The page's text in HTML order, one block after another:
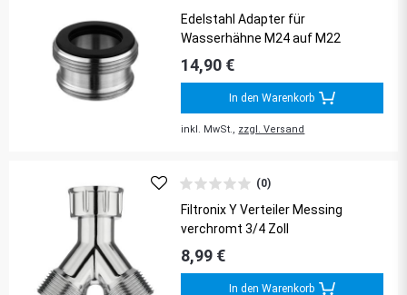
Edelstahl Adapter für
Wasserhähne M24 auf M22
14,90 €
In den Warenkorb
inkl. MwSt., zzgl. Versand
(0)
Filtronix Y Verteiler Messing
verchromt 3/4 Zoll
8,99 €
In den Warenkorb